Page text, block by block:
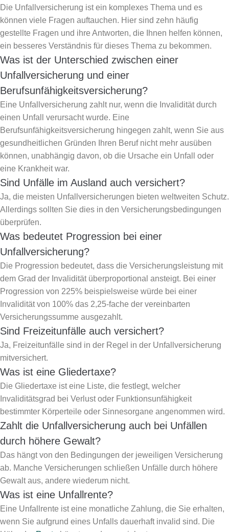
Die Unfallversicherung ist ein komplexes Thema und es
können viele Fragen auftauchen. Hier sind zehn häufig
gestellte Fragen und ihre Antworten, die Ihnen helfen können,
ein besseres Verständnis für dieses Thema zu bekommen.
Was ist der Unterschied zwischen einer
Unfallversicherung und einer
Berufsunfähigkeitsversicherung?
Eine Unfallversicherung zahlt nur, wenn die Invalidität durch
einen Unfall verursacht wurde. Eine
Berufsunfähigkeitsversicherung hingegen zahlt, wenn Sie aus
gesundheitlichen Gründen Ihren Beruf nicht mehr ausüben
können, unabhängig davon, ob die Ursache ein Unfall oder
eine Krankheit war.
Sind Unfälle im Ausland auch versichert?
Ja, die meisten Unfallversicherungen bieten weltweiten Schutz.
Allerdings sollten Sie dies in den Versicherungsbedingungen
überprüfen.
Was bedeutet Progression bei einer
Unfallversicherung?
Die Progression bedeutet, dass die Versicherungsleistung mit
dem Grad der Invalidität überproportional ansteigt. Bei einer
Progression von 225% beispielsweise würde bei einer
Invalidität von 100% das 2,25-fache der vereinbarten
Versicherungssumme ausgezahlt.
Sind Freizeitunfälle auch versichert?
Ja, Freizeitunfälle sind in der Regel in der Unfallversicherung
mitversichert.
Was ist eine Gliedertaxe?
Die Gliedertaxe ist eine Liste, die festlegt, welcher
Invaliditätsgrad bei Verlust oder Funktionsunfähigkeit
bestimmter Körperteile oder Sinnesorgane angenommen wird.
Zahlt die Unfallversicherung auch bei Unfällen
durch höhere Gewalt?
Das hängt von den Bedingungen der jeweiligen Versicherung
ab. Manche Versicherungen schließen Unfälle durch höhere
Gewalt aus, andere wiederum nicht.
Was ist eine Unfallrente?
Eine Unfallrente ist eine monatliche Zahlung, die Sie erhalten,
wenn Sie aufgrund eines Unfalls dauerhaft invalid sind. Die